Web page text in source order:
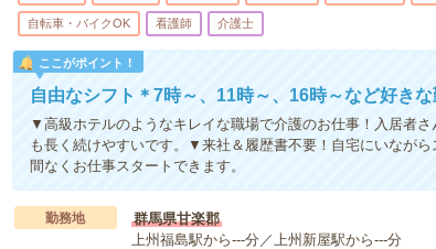
自転車・バイクOK 看護師 介護士
ここがポイント！
自由なシフト＊7時～、11時～、16時～など好き
▼高級ホテルのようなキレイな職場で介護のお仕事！入居者
も長く続けやすいです。▼来社＆履歴書不要！自宅にいなが
間なくお仕事スタートできます。
勤務地
群馬県甘楽郡
上州福島駅から---分／上州新屋駅から---分